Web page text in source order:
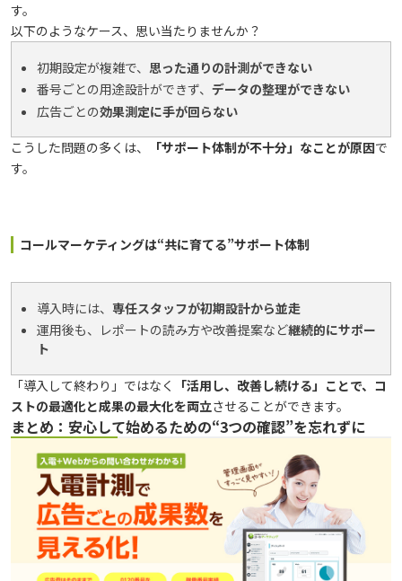
す。
以下のようなケース、思い当たりませんか？
初期設定が複雑で、 思った通りの計測ができない
番号ごとの用途設計ができず、 データの整理ができない
広告ごとの効果測定に手が回らない
こうした問題の多くは、 「サポート体制が不十分」なことが原因で
す。
コールマーケティングは“共に育てる”サポート体制
導入時には、 専任スタッフが初期設計から並走
運用後も、レポートの読み方や改善提案など継続的にサポー
ト
「導入して終わり」ではなく
「活用し、改善し続ける」ことで、コ
ストの最適化と成果の最大化を両立させることができます。
まとめ：安心して始めるための“3つの確認”を忘れずに